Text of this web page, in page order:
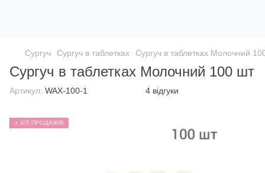
Сургуч Сургуч в таблетках Сургуч в таблетках Молочний
Сургуч в таблетках Молочний 100 шт
Артикул: WAX-100-1 4 відгуки
⭐ ХІТ ПРОДАЖІВ